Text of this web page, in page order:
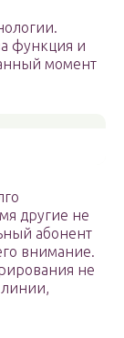
функция и
момент
другие не
абонент
внимание.
не